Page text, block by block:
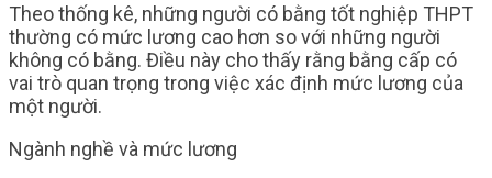
Theo thống kê, những người có bằng tốt nghiệp THPT
thường có mức lương cao hơn so với những người
không có bằng. Điều này cho thấy rằng bằng cấp có
vai trò quan trọng trong việc xác định mức lương của
một người.
Ngành nghề và mức lương